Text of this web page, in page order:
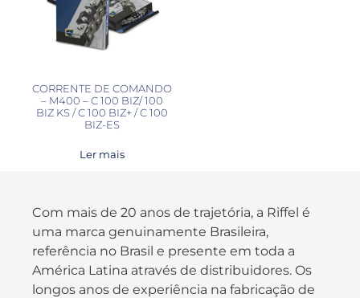
CORRENTE DE COMANDO
– M400 – C 100 BIZ/ 100
BIZ KS / C 100 BIZ+ / C 100
BIZ-ES
Ler mais
Com mais de 20 anos de trajetória, a Riffel é
uma marca genuinamente Brasileira,
referência no Brasil e presente em toda a
América Latina através de distribuidores. Os
longos anos de experiência na fabricação de